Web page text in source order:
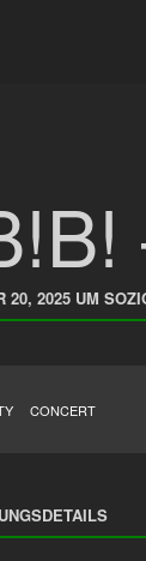
20, 2025 UM
CONCERT